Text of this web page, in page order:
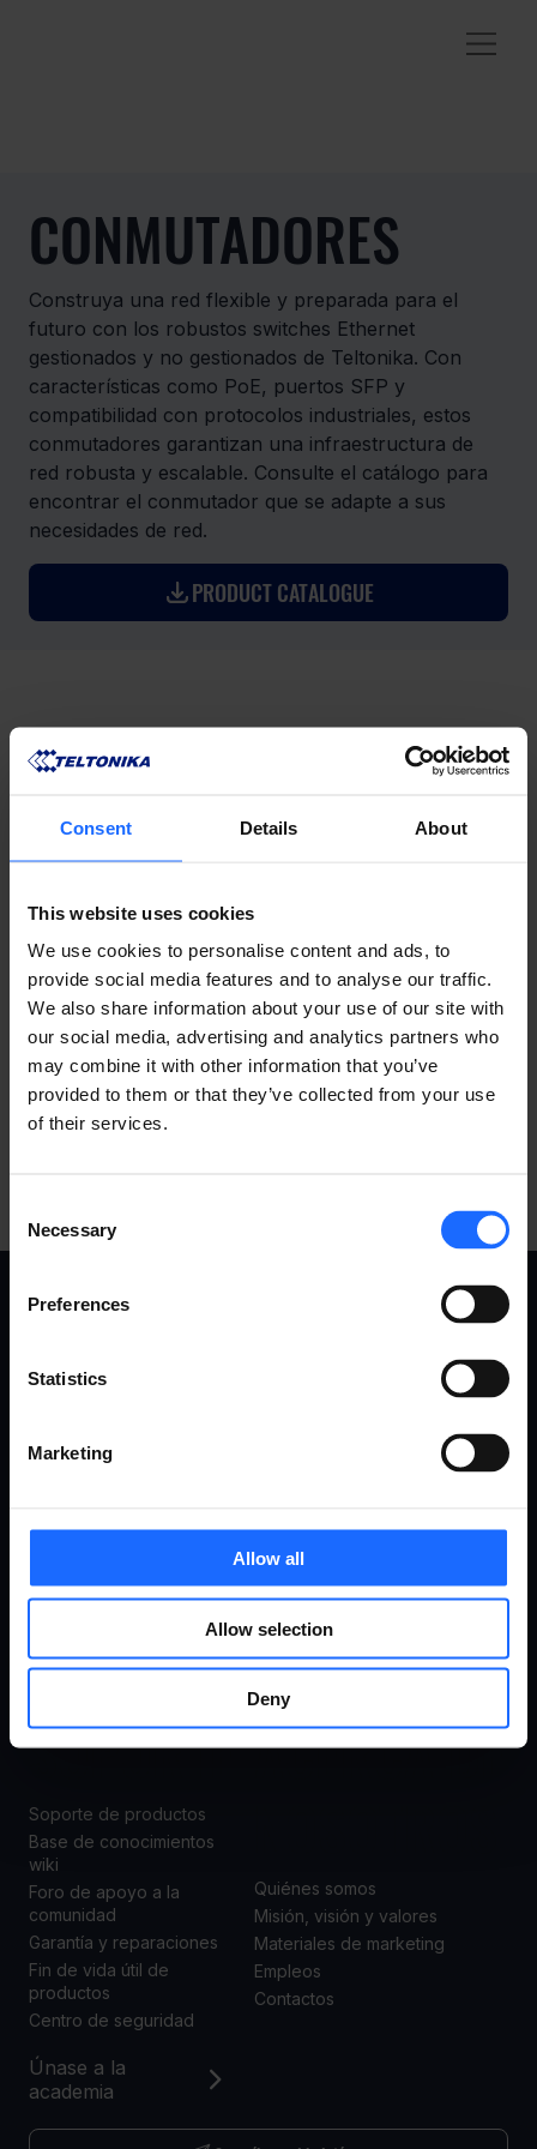
Consent Details About
This website uses cookies
We use cookies to personalise content and ads, to
provide social media features and to analyse our traffic.
We also share information about your use of our site with
our social media, advertising and analytics partners who
may combine it with other information that you’ve
provided to them or that they’ve collected from your use
of their services.
Selection
Necessary
Preferences
Statistics
Marketing
Allow all
Allow selection
Deny
CONMUTADORES
Construya una red flexible y preparada para el
futuro con los robustos switches Ethernet
gestionados y no gestionados de Teltonika. Con
características como PoE, puertos SFP y
compatibilidad con protocolos industriales, estos
conmutadores garantizan una infraestructura de
red robusta y escalable. Consulte el catálogo para
encontrar el conmutador que se adapte a sus
necesidades de red.
PRODUCT CATALOGUE
Únase a la
academia
CASOS
DE USO
Ciudad inteligente
Empresas
PRODUCTOS
Módems
Access points
Accesorios
SOPORTE
Soporte de productos
Base de conocimientos
wiki
Foro de apoyo a la
comunidad
Garantía y reparaciones
Fin de vida útil de
productos
Centro de seguridad
ACERCA DE
Quiénes somos
Misión, visión y valores
Materiales de marketing
Empleos
Contactos